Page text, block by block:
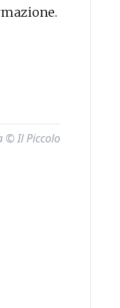
© Il Piccolo